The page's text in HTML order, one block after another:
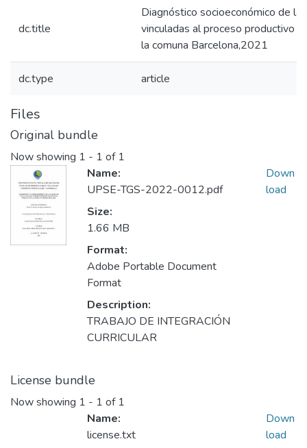
dc.title
Diagnóstico socioeconómico de
vinculadas al proceso productivo
la comuna Barcelona,2021
dc.type article
Files
Original bundle
Now showing 1 - 1 of 1
Name:
UPSE-TGS-2022-0012.pdf
Size:
1.66 MB
Format:
Adobe Portable Document
Format
Description:
TRABAJO DE INTEGRACIÓN
CURRICULAR
Down
load
License bundle
Now showing 1 - 1 of 1
Name:
license.txt
Down
load